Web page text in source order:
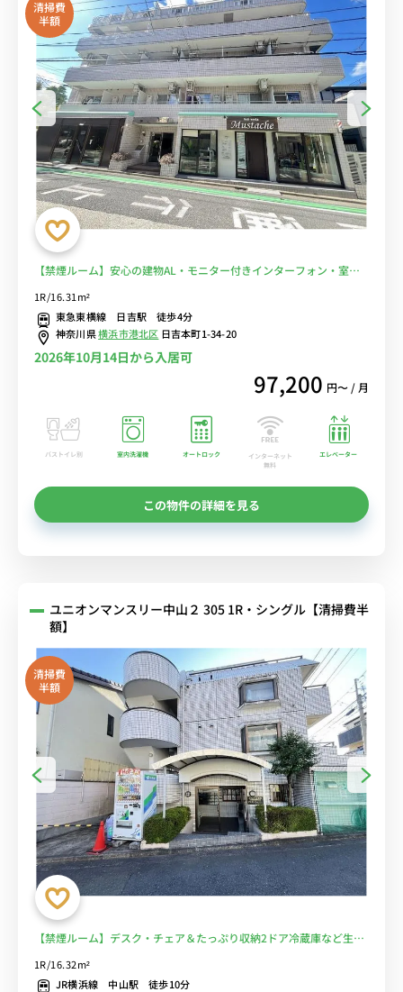
清掃費
半額
【禁煙ルーム】安心の建物AL・モニター付きインターフォン・室内
営業スーパー・リコスまで約50m！慶應義塾大学日吉キャンパスま
で徒歩通学■選べるWi-Fi格安レンタル中！
1R/16.31m²
東急東横線 日吉駅 徒歩4分
神奈川県横浜市港北区 日吉本町1-34-20
2026年10月14日から入居可
97,200 円〜 / 月
バストイレ別 室内洗濯機 オートロック
インターネット
無料
エレベーター
この物件の詳細を見る
ユニオンマンスリー中山２ 305 1R・シングル【清掃費半
額】
清掃費
半額
【禁煙ルーム】デスク・チェア＆たっぷり収納2ドア冷蔵庫など生活
件から徒歩1分■選べるWi-Fi格安レンタル中！
1R/16.32m²
JR横浜線 中山駅 徒歩10分